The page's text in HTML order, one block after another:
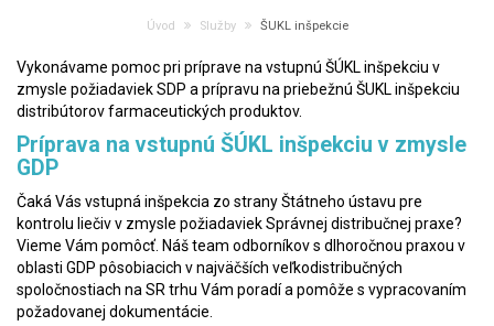
Úvod Služby ŠUKL inšpekcie
Vykonávame pomoc pri príprave na vstupnú ŠÚKL inšpekciu v
zmysle požiadaviek SDP a prípravu na priebežnú ŠUKL inšpekciu
distribútorov farmaceutických produktov.
Príprava na vstupnú ŠÚKL inšpekciu v zmysle
GDP
Čaká Vás vstupná inšpekcia zo strany Štátneho ústavu pre
kontrolu liečiv v zmysle požiadaviek Správnej distribučnej praxe?
Vieme Vám pomôcť. Náš team odborníkov s dlhoročnou praxou v
oblasti GDP pôsobiacich v najväčších veľkodistribučných
spoločnostiach na SR trhu Vám poradí a pomôže s vypracovaním
požadovanej dokumentácie.